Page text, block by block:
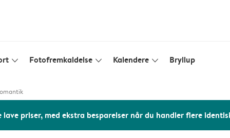
slim_arrow_down Fotofremkaldelse slim_arrow_down Kalendere slim_arrow_down Bryllup
lave priser, med ekstra besparelser når du handler flere